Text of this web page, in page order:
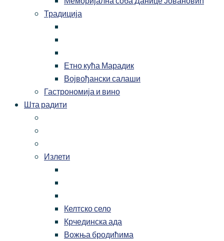
Традиција
Етно кућа Марадик
Војвођански салаши
Гастрономија и вино
Шта радити
Излети
Келтско село
Крчединска ада
Вожња бродићима